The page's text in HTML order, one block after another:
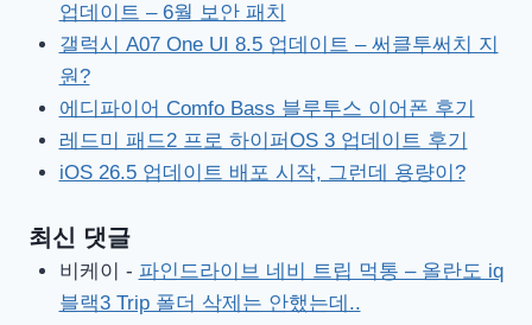
업데이트 – 6월 보안 패치
갤럭시 A07 One UI 8.5 업데이트 – 써클투써치 지
원?
에디파이어 Comfo Bass 블루투스 이어폰 후기
레드미 패드2 프로 하이퍼OS 3 업데이트 후기
iOS 26.5 업데이트 배포 시작, 그런데 용량이?
최신 댓글
비케이 - 파인드라이브 네비 트립 먹통 – 올란도 iq
블랙3 Trip 폴더 삭제는 안했는데..